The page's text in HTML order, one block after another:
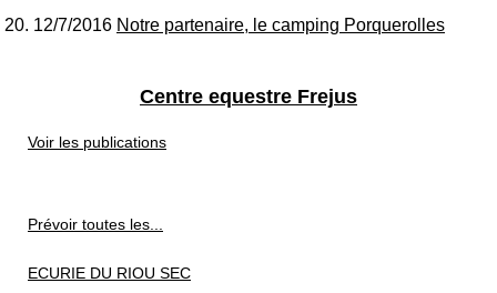
12/7/2016 Notre partenaire, le camping Porquerolles
Centre equestre Frejus
Voir les publications
Prévoir toutes les...
ECURIE DU RIOU SEC